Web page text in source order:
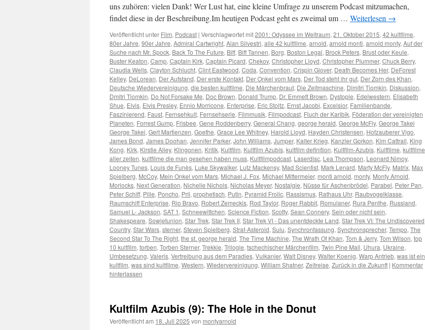
uns zuhören: vielen Dank! Wer Lust hat, eine kleine Umfrage zu unserem Podcast mitzumachen,
findet diese in der Beschreibung.Im heutigen Podcast geht es zweimal um … Weiterlesen →
Veröffentlicht unter Film, Podcast | Verschlagwortet mit2001: Odyssee im Weltraum, 21. Oktober 2015, 42 kultfilme,
80er Jahre, 90er Jahre, Admiral Cartwright, Alan Silvestri, alle 42 kultfilme, arnold, arnold monti, arnold monty, Auf der
Suche nach Mr. Spock, Back To The Future, Biff, Biff Tannen, Borg, Boston Legal, Brock Peters, Brust oder Keule,
Buster Keaton, Camp, Captain Kirk, Captain Picard, Chekov, Christopher Lloyd, Christopher Plummer, Chuck Berry,
Claudia Wells, Clayton Schlucht, Clint Eastwood, Coda, Convention, Crispin Glover, Death Becomes Her, DeForest
Kelley, DeLorean, Der Aufstand, Der erste Kontakt, Der Onkel vom Mars, Der Tod steht ihr gut, Der Zorn des Khan,
Deutsche Wiedervereinigung, die besten kultfilme, Die Märchenbraut, Die Zeitmaschine, Dimitri Tiomkin, Diskussion,
Dmitri Tiomkin, Do Not Forsake Me, Doc Brown, Donald Trump, Dr. Emmett Brown, Dystopie, Edelwestern, Elisabeth
Shue, Elvis, Elvis Presley, Ennio Morricone, Enterprise, Eric Stoltz, Ernst Jacobi, Excelsior, Familienbande,
Faszinierend, Faust, Fernsehkult, Fernsehserie, Filmmusik, Filmpodcast, Fluch der Karibik, Föderation der vereinigten
Planeten, Forrest Gump, Frisbee, Gene Roddenberry, General Chang, george herald, George McFly, George Takei
George Takei, Gert Martienzen, Goethe, Grace Lee Whitney, Harold Lloyd, Hayden Christensen, Hofzauberer Vigo,
James Bond, James Doohan, Jennifer Parker, John Williams, Jumper, Kalter Krieg, Kanzler Gorkon, Kim Cattrall, King
Kong, Kirk, Kirstie Alley, Klingonen, Kritik, Kultfilm, Kultfilm Azubis, kultfilm definition, Kultfilm-Azubis, Kultfilme, kultfilme
aller zeiten, kultfilme die man gesehen haben muss, Kultfilmpodcast, Laserdisc, Lea Thompson, Leonard Nimoy,
Looney Tunes, Louis de Funès, Luke Skywalker, Lutz Mackensy, Mad Scientist, Mark Lenard, Marty McFly, Matrix, Max
Spielberg, McCoy, Mein Onkel vom Mars, Michael J. Fox, Michael Mittermeier, monti arnold, monty, Monty Arnold,
Morlocks, Next Generation, Nichelle Nichols, Nicholas Meyer, Nostalgie, Nüsse für Aschenbrödel, Parabel, Peter Pan,
Peter Schiff, Pille, Poncho, Pril, prophetisch, Putin, Pyramid Frolic, Rassismus, Rathaus Uhr, Raubvogelklasse,
Raumschiff Enterprise, Rio Bravo, Robert Zemeckis, Rod Taylor, Roger Rabbit, Romulaner, Rura Penthe, Russland,
Samuel L- Jackson, SAT 1 , Schneewittchen, Science Fiction, Scotty, Sean Connery, Sein oder nicht sein,
Shakespeare, Sowjetunion, Star Trek, Star Trek II, Star Trek VI - Das unentdeckte Land, Star Trek VI: The Undiscovered
Country, Star Wars, sterner, Steven Spielberg, Straf-Asteroid, Sulu, Synchronfassung, Synchronsprecher, Tempo, The
Second Star To The Right, the st. george herald, The Time Machine, The Wrath Of Khan, Tom & Jerry, Tom Wilson, top
10 kultfilm, torben, Torben Sterner, Trekkie, Trilogie, tschechischer Märchenfilm, Twin Pine Mall, Uhura, Ukraine,
Umbesetzung, Valeris, Vertreibung aus dem Paradies, Vulkanier, Walt Disney, Walter Koenig, Warp Antrieb, was ist ein
kultfilm, was sind kultfilme, Western, Wiedervereinigung, William Shatner, Zeitreise, Zurück in die Zukunft | Kommentar
hinterlassen
Kultfilm Azubis (9): The Hole in the Donut
Veröffentlicht am 18. Juli 2025 von montyarnold